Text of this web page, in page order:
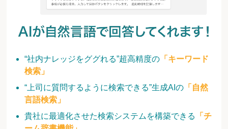
“社内ナレッジをググれる”超高精度の 「キーワード
検索」
“上司に質問するように検索できる”生成AIの 「自然
言語検索」
貴社に最適化させた検索システムを構築できる
「チ